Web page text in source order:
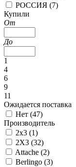
РОССИЯ (7)
Купили
От
До
1
4
6
9
11
Ожидается поставка
Нет (47)
Производитель
2x3 (1)
2X3 (32)
Attache (2)
Berlingo (3)